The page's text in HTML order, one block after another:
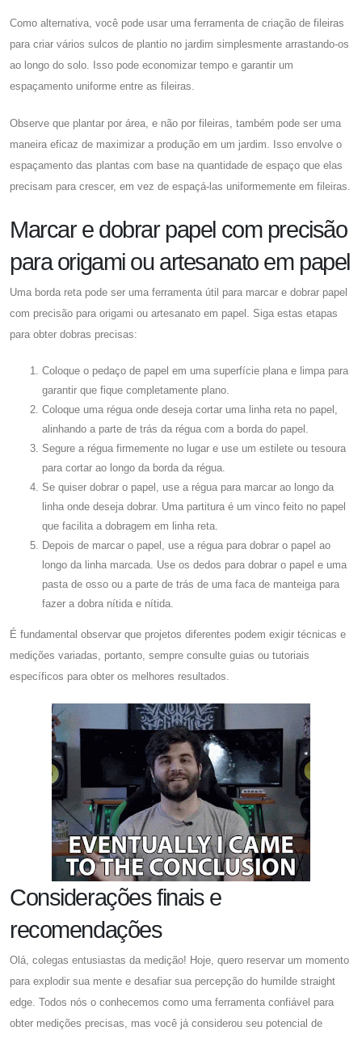
Como alternativa, você pode usar uma ferramenta de criação de fileiras
para criar vários sulcos de plantio no jardim simplesmente arrastando-os
ao longo do solo. Isso pode economizar tempo e garantir um
espaçamento uniforme entre as fileiras.
Observe que plantar por área, e não por fileiras, também pode ser uma
maneira eficaz de maximizar a produção em um jardim. Isso envolve o
espaçamento das plantas com base na quantidade de espaço que elas
precisam para crescer, em vez de espaçá-las uniformemente em fileiras.
Marcar e dobrar papel com precisão
para origami ou artesanato em papel
Uma borda reta pode ser uma ferramenta útil para marcar e dobrar papel
com precisão para origami ou artesanato em papel. Siga estas etapas
para obter dobras precisas:
Coloque o pedaço de papel em uma superfície plana e limpa para
garantir que fique completamente plano.
Coloque uma régua onde deseja cortar uma linha reta no papel,
alinhando a parte de trás da régua com a borda do papel.
Segure a régua firmemente no lugar e use um estilete ou tesoura
para cortar ao longo da borda da régua.
Se quiser dobrar o papel, use a régua para marcar ao longo da
linha onde deseja dobrar. Uma partitura é um vinco feito no papel
que facilita a dobragem em linha reta.
Depois de marcar o papel, use a régua para dobrar o papel ao
longo da linha marcada. Use os dedos para dobrar o papel e uma
pasta de osso ou a parte de trás de uma faca de manteiga para
fazer a dobra nítida e nítida.
É fundamental observar que projetos diferentes podem exigir técnicas e
medições variadas, portanto, sempre consulte guias ou tutoriais
específicos para obter os melhores resultados.
Considerações finais e
recomendações
Olá, colegas entusiastas da medição! Hoje, quero reservar um momento
para explodir sua mente e desafiar sua percepção do humilde straight
edge. Todos nós o conhecemos como uma ferramenta confiável para
obter medições precisas, mas você já considerou seu potencial de